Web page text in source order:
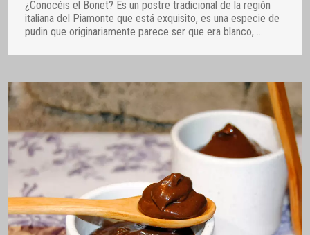
¿Conocéis el Bonet? Es un postre tradicional de la región
italiana del Piamonte que está exquisito, es una especie de
pudin que originariamente parece ser que era blanco, …